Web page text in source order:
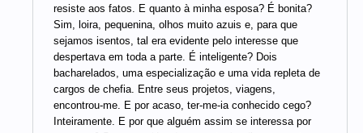
resiste aos fatos. E quanto à minha esposa? É bonita?
Sim, loira, pequenina, olhos muito azuis e, para que
sejamos isentos, tal era evidente pelo interesse que
despertava em toda a parte. É inteligente? Dois
bacharelados, uma especialização e uma vida repleta de
cargos de chefia. Entre seus projetos, viagens,
encontrou-me. E por acaso, ter-me-ia conhecido cego?
Inteiramente. E por que alguém assim se interessa por